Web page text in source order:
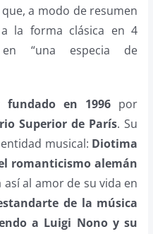
a modo de resumen
la forma clásica en 4
en “una especia de
en 1996 por
Superior de París. Su
musical: Diotima
romanticismo alemán
al amor de su vida en
de la música
a Luigi Nono y su